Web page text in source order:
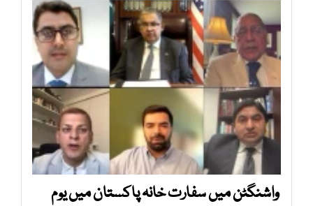
واشنگٹن میں سفارت خانہ پاکستان میں یوم